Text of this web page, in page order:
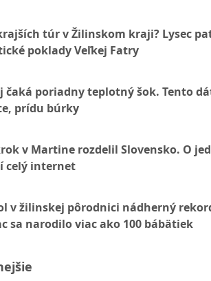
túr v Žilinskom kraji? Lysec
poklady Veľkej Fatry
čaká poriadny teplotný šok. Tento
prídu búrky
v Martine rozdelil Slovensko. O
celý internet
v žilinskej pôrodnici nádherný
sa narodilo viac ako 100 bábätiek